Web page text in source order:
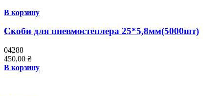
В корзину
Скоби для пневмостеплера 25*5,8мм(5000шт)
04288
450,00 ₴
В корзину